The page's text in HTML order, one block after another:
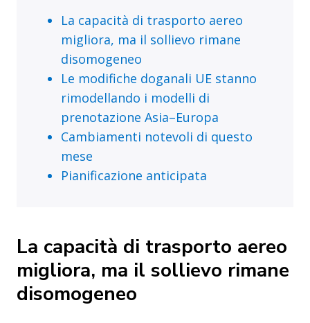
La capacità di trasporto aereo
migliora, ma il sollievo rimane
disomogeneo
Le modifiche doganali UE stanno
rimodellando i modelli di
prenotazione Asia–Europa
Cambiamenti notevoli di questo
mese
Pianificazione anticipata
La capacità di trasporto aereo
migliora, ma il sollievo rimane
disomogeneo